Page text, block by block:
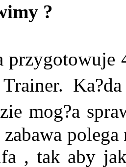
?
mog?a
, tak aby